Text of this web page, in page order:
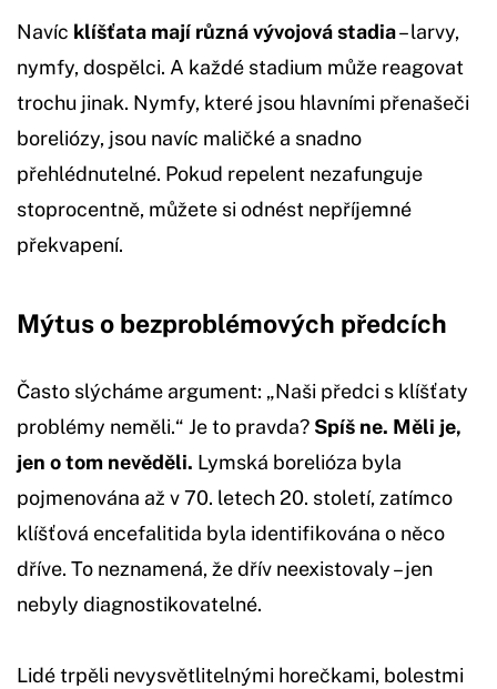
Navíc klíšťata mají různá vývojová stadia– larvy,
nymfy, dospělci. A každé stadium může reagovat
trochu jinak. Nymfy, které jsou hlavními přenašeči
boreliózy, jsou navíc maličké a snadno
přehlédnutelné. Pokud repelent nezafunguje
stoprocentně, můžete si odnést nepříjemné
překvapení.
Mýtus o bezproblémových předcích
Často slýcháme argument: „Naši předci s klíšťaty
problémy neměli.“ Je to pravda? Spíš ne. Měli je,
jen o tom nevěděli. Lymská borelióza byla
pojmenována až v 70. letech 20. století, zatímco
klíšťová encefalitida byla identifikována o něco
dříve. To neznamená, že dřív neexistovaly – jen
nebyly diagnostikovatelné.
Lidé trpěli nevysvětlitelnými horečkami, bolestmi